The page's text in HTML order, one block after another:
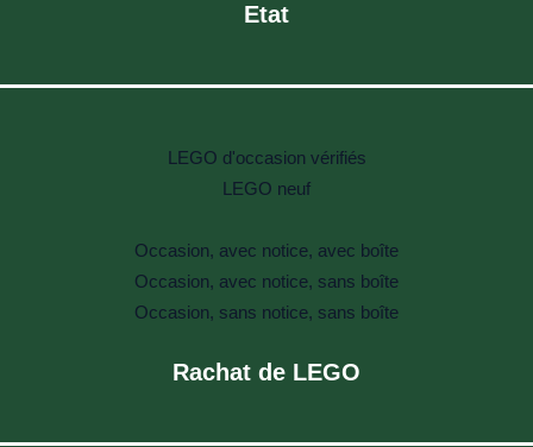
Etat
LEGO d'occasion vérifiés
LEGO neuf
Occasion, avec notice, avec boîte
Occasion, avec notice, sans boîte
Occasion, sans notice, sans boîte
Rachat de LEGO